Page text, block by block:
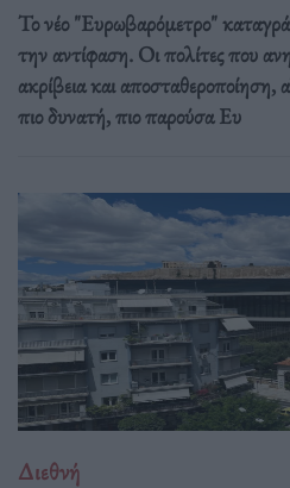
Το νέο "Ευρωβαρόμετρο"
την αντίφαση. Oι πολίτες που
ακρίβεια και
πιο δυνατή, πιο παρούσα Ευ
Διεθνή